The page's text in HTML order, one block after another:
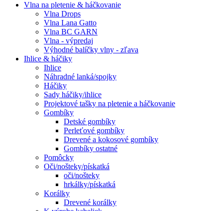
Vlna na pletenie & háčkovanie
Vlna Drops
Vlna Lana Gatto
Vlna BC GARN
Vlna - výpredaj
Výhodné balíčky vlny - zľava
Ihlice & háčiky
Ihlice
Náhradné lanká/spojky
Háčiky
Sady háčiky/ihlice
Projektové tašky na pletenie a háčkovanie
Gombíky
Detské gombíky
Perleťové gombíky
Drevené a kokosové gombíky
Gombíky ostatné
Pomôcky
Oči/nošteky/pískatká
oči/nošteky
hrkálky/pískatká
Korálky
Drevené korálky